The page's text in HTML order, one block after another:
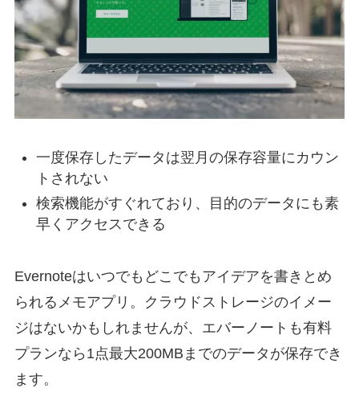
一度保存したデータは翌月の保存容量にカウン
トされない
検索機能がすぐれており、目的のデータにも素
早くアクセスできる
Evernoteはいつでもどこでもアイデアを書きとめ
られるメモアプリ。クラウドストレージのイメー
ジはないかもしれませんが、エバーノートも有料
プランなら1点最大200MBまでのデータが保存でき
ます。